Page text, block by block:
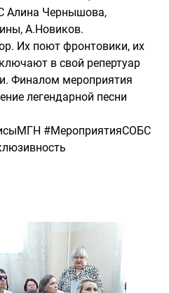
Алина Чернышова,
А.Новиков.
Их поют фронтовики, их
в свой репертуар
Финалом мероприятия
легендарной песни
#МероприятияСОБС